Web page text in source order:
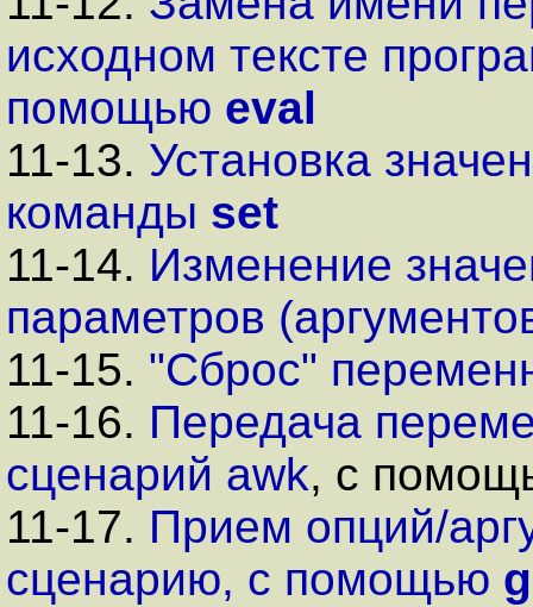
исходном тексте
помощью eval
11-13. Установка
команды set
11-14. Изменение
параметров
11-15. "Сброс"
11-16. Передача
сценарий awk, с
11-17. Прием опций/
сценарию, с помощью